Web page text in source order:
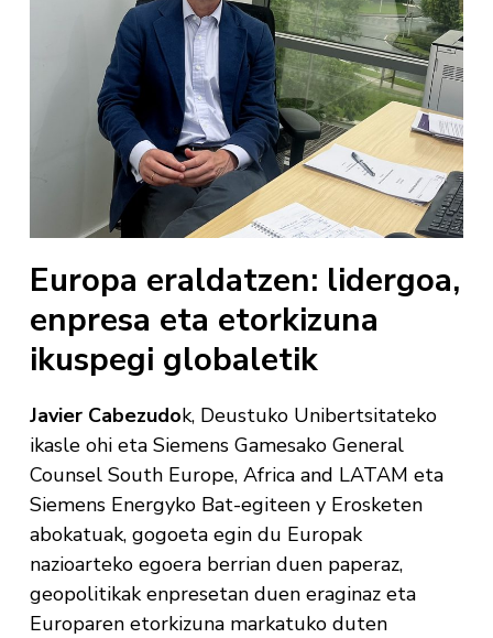
Europa eraldatzen: lidergoa,
enpresa eta etorkizuna
ikuspegi globaletik
Javier Cabezudok, Deustuko Unibertsitateko
ikasle ohi eta Siemens Gamesako General
Counsel South Europe, Africa and LATAM eta
Siemens Energyko Bat-egiteen y Erosketen
abokatuak, gogoeta egin du Europak
nazioarteko egoera berrian duen paperaz,
geopolitikak enpresetan duen eraginaz eta
Europaren etorkizuna markatuko duten